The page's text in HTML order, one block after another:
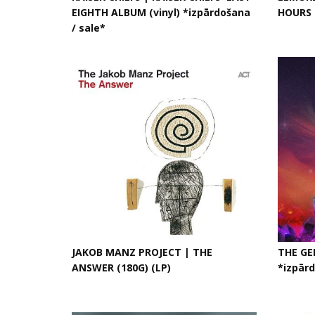
EIGHTH ALBUM (vinyl) *izpārdošana
/ sale*
JAKOB MANZ PROJECT | THE
ANSWER (180G) (LP)
THE